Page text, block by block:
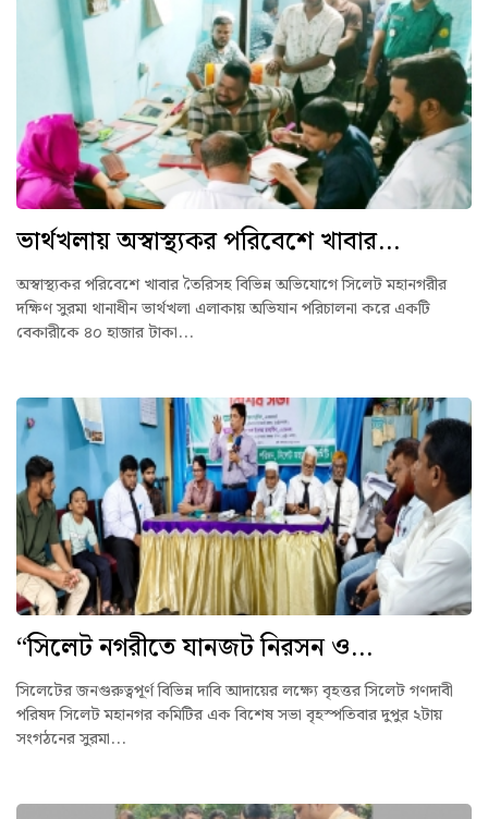
ভার্থখলায় অস্বাস্থ্যকর পরিবেশে খাবার...
অস্বাস্থ্যকর পরিবেশে খাবার তৈরিসহ বিভিন্ন অভিযোগে সিলেট মহানগরীর
দক্ষিণ সুরমা থানাধীন ভার্থখলা এলাকায় অভিযান পরিচালনা করে একটি
বেকারীকে ৪০ হাজার টাকা...
“সিলেট নগরীতে যানজট নিরসন ও...
সিলেটের জনগুরুত্বপূর্ণ বিভিন্ন দাবি আদায়ের লক্ষ্যে বৃহত্তর সিলেট গণদাবী
পরিষদ সিলেট মহানগর কমিটির এক বিশেষ সভা বৃহস্পতিবার দুপুর ২টায়
সংগঠনের সুরমা...